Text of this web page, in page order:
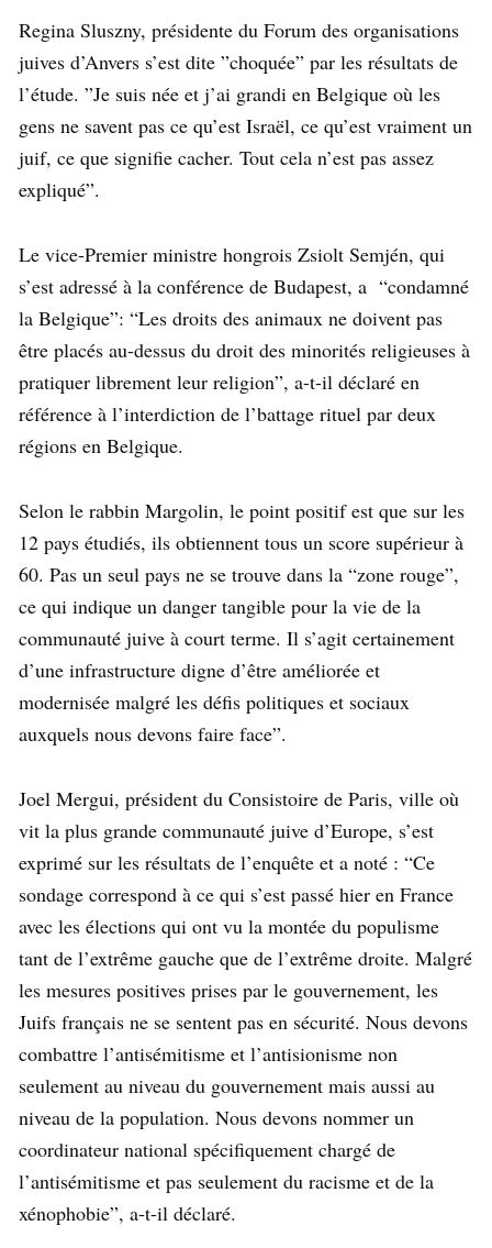
Regina Sluszny, présidente du Forum des organisations
juives d’Anvers s’est dite ”choquée” par les résultats de
l’étude. ”Je suis née et j’ai grandi en Belgique où les
gens ne savent pas ce qu’est Israël, ce qu’est vraiment un
juif, ce que signifie cacher. Tout cela n’est pas assez
expliqué”.
Le vice-Premier ministre hongrois Zsiolt Semjén, qui
s’est adressé à la conférence de Budapest, a “condamné
la Belgique”: “Les droits des animaux ne doivent pas
être placés au-dessus du droit des minorités religieuses à
pratiquer librement leur religion”, a-t-il déclaré en
référence à l’interdiction de l’battage rituel par deux
régions en Belgique.
Selon le rabbin Margolin, le point positif est que sur les
12 pays étudiés, ils obtiennent tous un score supérieur à
60. Pas un seul pays ne se trouve dans la “zone rouge”,
ce qui indique un danger tangible pour la vie de la
communauté juive à court terme. Il s’agit certainement
d’une infrastructure digne d’être améliorée et
modernisée malgré les défis politiques et sociaux
auxquels nous devons faire face”.
Joel Mergui, président du Consistoire de Paris, ville où
vit la plus grande communauté juive d’Europe, s’est
exprimé sur les résultats de l’enquête et a noté : “Ce
sondage correspond à ce qui s’est passé hier en France
avec les élections qui ont vu la montée du populisme
tant de l’extrême gauche que de l’extrême droite. Malgré
les mesures positives prises par le gouvernement, les
Juifs français ne se sentent pas en sécurité. Nous devons
combattre l’antisémitisme et l’antisionisme non
seulement au niveau du gouvernement mais aussi au
niveau de la population. Nous devons nommer un
coordinateur national spécifiquement chargé de
l’antisémitisme et pas seulement du racisme et de la
xénophobie”, a-t-il déclaré.